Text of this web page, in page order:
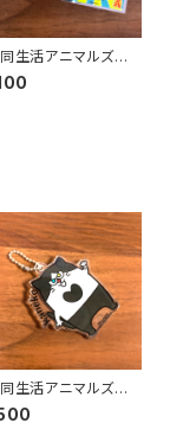
生活アニマルズ
キラステッカー（ハ
レキャット）
生活アニマルズ
リルボールチェーン